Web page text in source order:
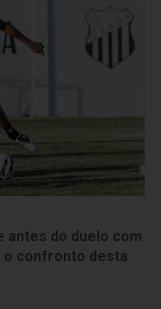
antes do duelo com
o confronto desta